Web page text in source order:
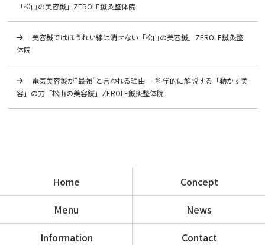
「松山の美容鍼」ZEROLE鍼灸整体院
美容鍼ではほうれい線は消せない「松山の美容鍼」ZEROLE鍼灸整
体院
電気美容鍼が“最強”と言われる理由 ― 科学的に解説する「動かす美
容」の力「松山の美容鍼」ZEROLE鍼灸整体院
Home
Concept
Menu
News
Information
Contact